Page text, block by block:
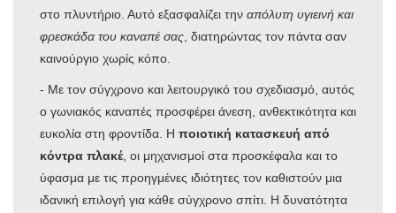
στο πλυντήριο. Αυτό εξασφαλίζει την απόλυτη υγιεινή και
φρεσκάδα του καναπέ σας , διατηρώντας τον πάντα σαν
καινούργιο χωρίς κόπο.
- Με τον σύγχρονο και λειτουργικό του σχεδιασμό, αυτός
ο γωνιακός καναπές προσφέρει άνεση, ανθεκτικότητα και
ευκολία στη φροντίδα. Η ποιοτική κατασκευή από
κόντρα πλακέ , οι μηχανισμοί στα προσκέφαλα και το
ύφασμα με τις προηγμένες ιδιότητες τον καθιστούν μια
ιδανική επιλογή για κάθε σύγχρονο σπίτι. Η δυνατότητα